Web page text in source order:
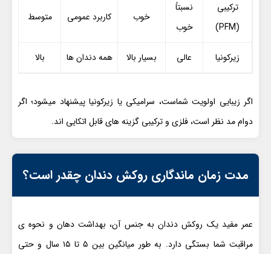
ترکیبی
(PFM)
نسبتاً
خوب
خوب کاربرد عمومی متوسط
زیرکونیا عالی بسیار بالا همه دندان ها بالا
اگر زیبایی اولویت شماست، سرامیکی یا زیرکونیا پیشنهاد میشود؛ اگر
دوام مد نظر است، فلزی و ترکیبی گزینه های قابل اتکایی اند.
مدت زمان ماندگاری روکش دندان چقدر است؟
عمر مفید یک روکش دندان به جنس آن، بهداشت دهان و نحوه ی
مراقبت شما بستگی دارد. به طور میانگین بین ۵ تا ۱۵ سال و حتی